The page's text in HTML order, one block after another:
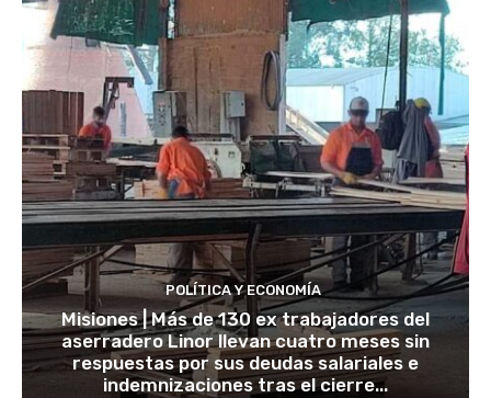
POLÍTICA Y ECONOMÍA
Misiones | Más de 130 ex trabajadores del
aserradero Linor llevan cuatro meses sin
respuestas por sus deudas salariales e
indemnizaciones tras el cierre...